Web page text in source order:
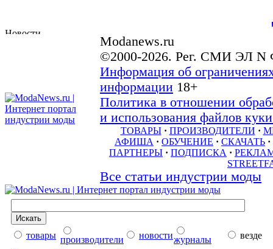
Modanews.ru
©2000-2026. Рег. СМИ ЭЛ N
Информация об
информации 18+
Политика в отношении
и использования файлов
ТОВАРЫ · ПРОИЗВОДИТЕЛИ ·
АФИША · ОБУЧЕНИЕ · СКАЧАТЬ ·
ПАРТНЕРЫ · ПОДПИСКА ·
Все статьи индустрии моды
товары производители новостижурналы
везде